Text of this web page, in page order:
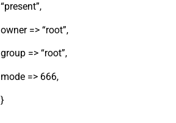
“present”,
owner => “root”,
group => “root”,
mode => 666,
}